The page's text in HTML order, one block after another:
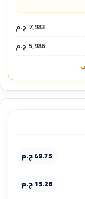
7,983 ج.م
5,986 ج.م
←
49.75 ج.م
13.28 ج.م